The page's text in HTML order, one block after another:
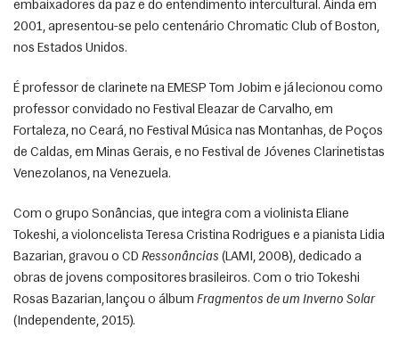
embaixadores da paz e do entendimento intercultural. Ainda em
2001, apresentou-se pelo centenário Chromatic Club of Boston,
nos Estados Unidos.
É professor de clarinete na EMESP Tom Jobim e já lecionou como
professor convidado no Festival Eleazar de Carvalho, em
Fortaleza, no Ceará, no Festival Música nas Montanhas, de Poços
de Caldas, em Minas Gerais, e no Festival de Jóvenes Clarinetistas
Venezolanos, na Venezuela.
Com o grupo Sonâncias, que integra com a violinista Eliane
Tokeshi, a violoncelista Teresa Cristina Rodrigues e a pianista Lidia
Bazarian, gravou o CD Ressonâncias (LAMI, 2008), dedicado a
obras de jovens compositores brasileiros. Com o trio Tokeshi
Rosas Bazarian, lançou o álbum Fragmentos de um Inverno Solar
(Independente, 2015).